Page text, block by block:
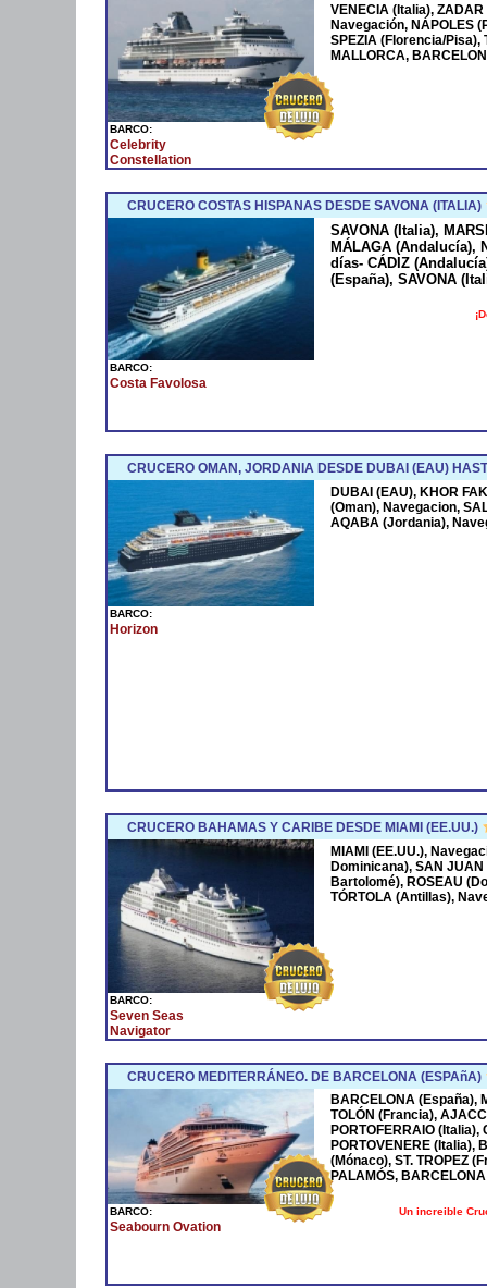
BARCO:
Celebrity
Constellation
VENECIA (Italia),
Navegación, NÁPOLES
SPEZIA (Florencia/Pisa),
MALLORCA,
CRUCERO COSTAS HISPANAS DESDE SAVONA (ITALIA)
BARCO:
Costa Favolosa
SAVONA (Italia),
MÁLAGA (Andalucía),
días- CÁDIZ
(España), SAVONA
CRUCERO OMAN, JORDANIA DESDE DUBAI (EAU)
BARCO:
Horizon
DUBAI (EAU), KHOR
(Oman), Navegacion,
AQABA (Jordania),
CRUCERO BAHAMAS Y CARIBE DESDE MIAMI (EE.UU.)
BARCO:
Seven Seas
Navigator
MIAMI (EE.UU.),
Dominicana), SAN JUAN
Bartolomé), ROSEAU
TÓRTOLA (Antillas),
CRUCERO MEDITERRÁNEO. DE BARCELONA (ESPAñA)
BARCO:
Seabourn Ovation
BARCELONA (España),
TOLÓN (Francia),
PORTOFERRAIO (Italia),
PORTOVENERE (Italia),
(Mónaco), ST. TROPEZ
PALAMÓS,
Un increible